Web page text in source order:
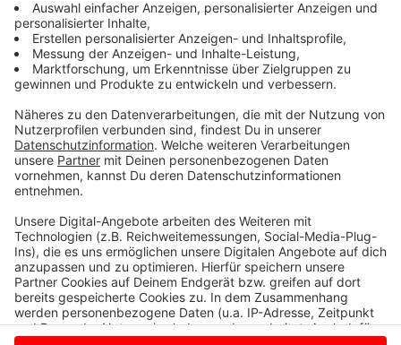
gestimmt hat, dürfte auch im HFA am Abend eine
Mehrheit dafür sein. Wenn der Rat in der kommenden
Woche ebenfalls zustimmt, könnten die eigentlichen
Bauarbeiten Ende des Jahres beginnen. Im Herbst
2026 (3. Quartal) will die Verwaltung in den Neubau
einziehen.
Anzeige
Anzeige